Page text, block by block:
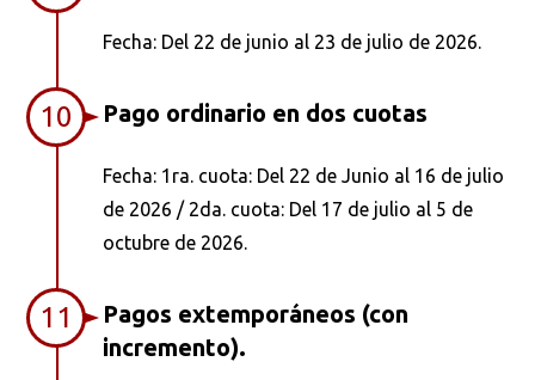
Fecha: Del 22 de junio al 23 de julio de 2026.
10 Pago ordinario en dos cuotas
Fecha: 1ra. cuota: Del 22 de Junio al 16 de julio
de 2026 / 2da. cuota: Del 17 de julio al 5 de
octubre de 2026.
11
Pagos extemporáneos (con
incremento).